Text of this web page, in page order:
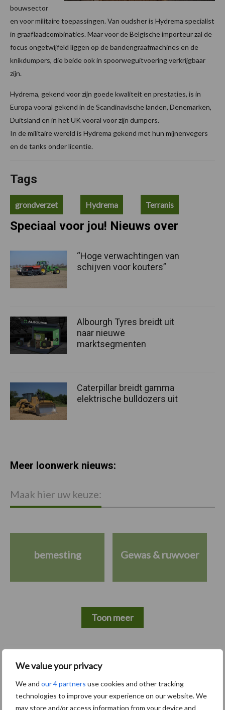
We value your privacy
We and our 4 partners use cookies and other tracking
technologies to improve your experience on our website. We
may store and/or access information from your device and
bouwsector
en voor militaire toepassingen. Van oudsher is Hydrema specialist
in graaflaadcombinaties. Maar voor de Belgische importeur zal de
focus ongetwijfeld liggen op de bandengraafmachines en de
knikdumpers, die beide ook in spoorweguitvoering verkrijgbaar
zijn.
Hydrema, gekend voor zijn goede kwaliteit en prestaties, is in
Europa vooral gekend in de Scandinavische landen, Denemarken,
Duitsland en in het UK vooral voor zijn dumpers.
In de militaire wereld is Hydrema gekend met hun mijnenvegers
en de tanks onder licentie.
Tags
grondverzet Hydrema Terranis
Primaire
Sidebar
Recent nieuws
6 aug
"Hoge verwachtingen van schijven
voor kouters"
Speciaal voor jou! Nieuws over
“Hoge verwachtingen van
schijven voor kouters”
Albourgh Tyres breidt uit
naar nieuwe
marktsegmenten
Caterpillar breidt gamma
elektrische bulldozers uit
Meer loonwerk nieuws:
Maak hier uw keuze:
bemesting Gewas & ruwvoer
Toon meer